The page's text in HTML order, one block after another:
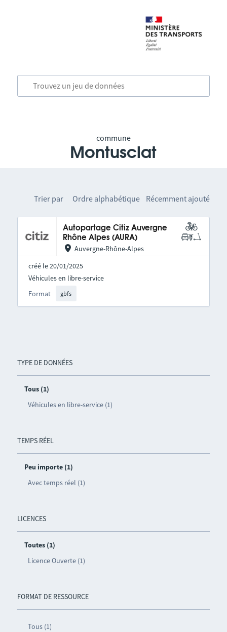
commune
Montusclat
TYPE DE DONNÉES
Tous (1)
Véhicules en libre-service (1)
TEMPS RÉEL
Peu importe (1)
Avec temps réel (1)
LICENCES
Toutes (1)
Licence Ouverte (1)
FORMAT DE RESSOURCE
Tous (1)
Trier par Ordre alphabétique Récemment ajouté
Autopartage Citiz Auvergne
Rhône Alpes (AURA)
Auvergne-Rhône-Alpes
créé le 20/01/2025
Format gbfs
Véhicules en libre-service